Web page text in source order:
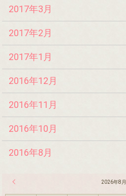
2017年3月
2017年2月
2017年1月
2016年12月
2016年11月
2016年10月
2016年8月
2026年8月